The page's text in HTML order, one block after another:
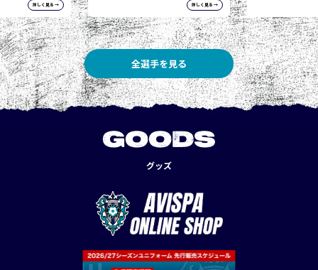
詳しく見る → 詳しく見る →
全選手を見る
GOODS
グッズ